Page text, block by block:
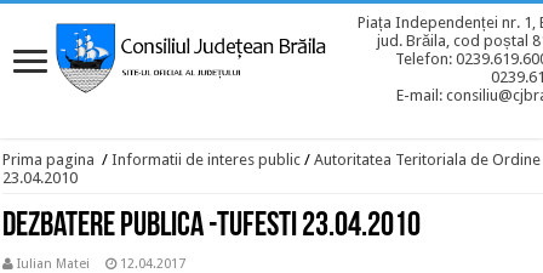
Piața Independenței nr. 1,
jud. Brăila, cod poștal
Telefon:
E-mail:
Prima pagina / Informatii de interes public / Autoritatea Teritoriala de Ordine
23.04.2010
Dezbatere publica -Tufesti 23.04.2010
Iulian Matei 12.04.2017